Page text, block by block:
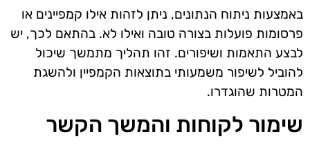
באמצעות ניתוח הנתונים, ניתן לזהות אילו קמפיינים או
פרסומות פועלות בצורה טובה ואילו לא. בהתאם לכך, יש
לבצע התאמות ושיפורים. זהו תהליך מתמשך שיכול
להוביל לשיפור משמעותי בתוצאות הקמפיין ולהשגת
המטרות שהוגדרו.
שימור לקוחות והמשך הקשר